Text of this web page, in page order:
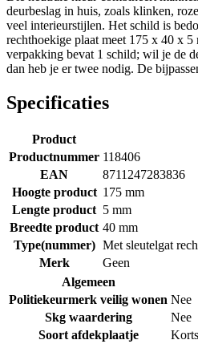
deurbeslag in huis, zoals klinken,
veel interieurstijlen. Het schild is
rechthoekige plaat meet 175 x 40 x
verpakking bevat 1 schild; wil je de
dan heb je er twee nodig. De
Specificaties
Product
Productnummer 118406
EAN
8711247283836
Hoogte product 175 mm
Lengte product 5 mm
Breedte product 40 mm
Type(nummer) Met sleutelgat
Merk
Geen
Algemeen
Politiekeurmerk veilig wonen Nee
Skg waardering
Nee
Soort afdekplaatje